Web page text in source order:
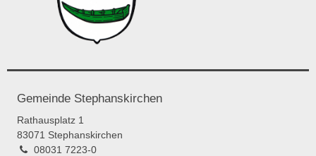
Gemeinde Stephanskirchen
Rathausplatz 1
83071 Stephanskirchen
08031 7223-0